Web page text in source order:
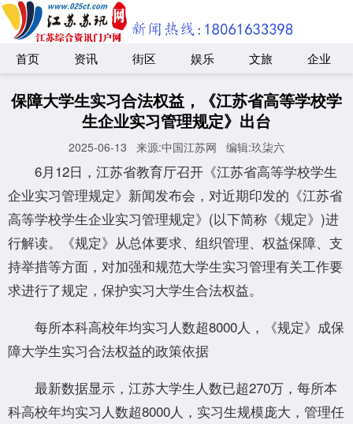
首页 资讯 街区 娱乐 文旅 企业
保障大学生实习合法权益，《江苏省高等学校学
生企业实习管理规定》出台
2025-06-13 来源:中国江苏网 编辑:玖柒六
6月12日，江苏省教育厅召开《江苏省高等学校学生
企业实习管理规定》新闻发布会，对近期印发的《江苏省
高等学校学生企业实习管理规定》(以下简称《规定》)进
行解读。《规定》从总体要求、组织管理、权益保障、支
持举措等方面，对加强和规范大学生实习管理有关工作要
求进行了规定，保护实习大学生合法权益。
每所本科高校年均实习人数超8000人，《规定》成保
障大学生实习合法权益的政策依据
最新数据显示，江苏大学生人数已超270万，每所本
科高校年均实习人数超8000人，实习生规模庞大，管理任